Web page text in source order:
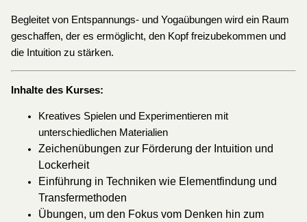
Begleitet von Entspannungs- und Yogaübungen wird ein Raum
geschaffen, der es ermöglicht, den Kopf freizubekommen und
die Intuition zu stärken.
Inhalte des Kurses:
Kreatives Spielen und Experimentieren mit
unterschiedlichen Materialien
Zeichenübungen zur Förderung der Intuition und
Lockerheit
Einführung in Techniken wie Elementfindung und
Transfermethoden
Übungen, um den Fokus vom Denken hin zum